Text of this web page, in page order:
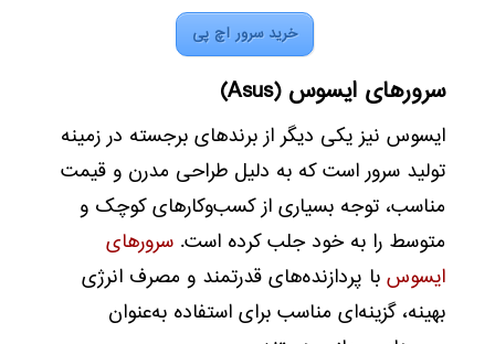
خرید سرور اچ پی
سرورهای ایسوس (Asus)
ایسوس نیز یکی دیگر از برندهای برجسته در زمینه
تولید سرور است که به دلیل طراحی مدرن و قیمت
مناسب، توجه بسیاری از کسب‌وکارهای کوچک و
متوسط را به خود جلب کرده است. سرورهای
ایسوسبا پردازنده‌های قدرتمند و مصرف انرژی
بهینه، گزینه‌ای مناسب برای استفاده به‌عنوان